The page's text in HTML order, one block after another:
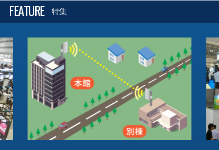
FEATURE 特集